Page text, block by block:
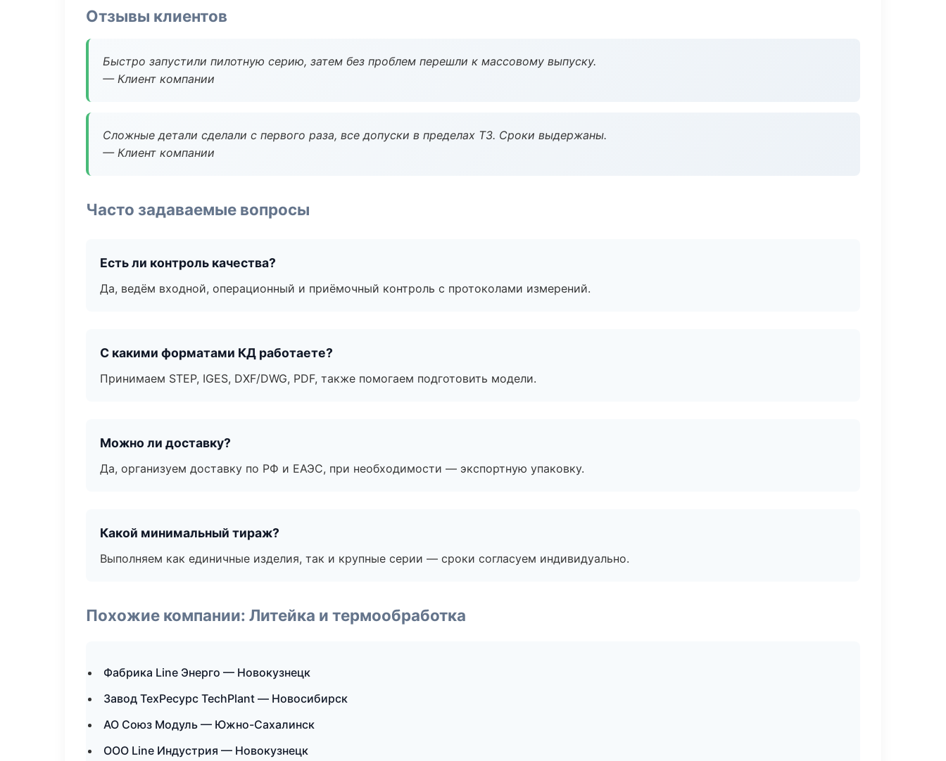
Отзывы клиентов
Быстро запустили пилотную серию, затем без проблем перешли к массовому выпуску.
— Клиент компании
Сложные детали сделали с первого раза, все допуски в пределах ТЗ. Сроки выдержаны.
— Клиент компании
Часто задаваемые вопросы
Есть ли контроль качества?
Да, ведём входной, операционный и приёмочный контроль с протоколами измерений.
С какими форматами КД работаете?
Принимаем STEP, IGES, DXF/DWG, PDF, также помогаем подготовить модели.
Можно ли доставку?
Да, организуем доставку по РФ и ЕАЭС, при необходимости — экспортную упаковку.
Какой минимальный тираж?
Выполняем как единичные изделия, так и крупные серии — сроки согласуем индивидуально.
Похожие компании: Литейка и термообработка
Фабрика Line Энерго — Новокузнецк
Завод ТехРесурс TechPlant — Новосибирск
АО Союз Модуль — Южно-Сахалинск
ООО Line Индустрия — Новокузнецк